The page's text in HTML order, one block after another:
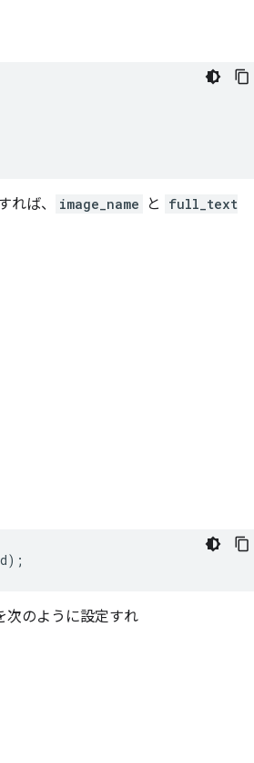
れば、 image_name と
full_text
);
次のように設定すれ